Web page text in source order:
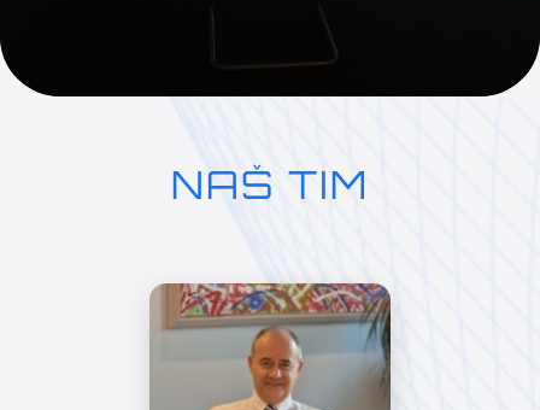
NAŠ TIM